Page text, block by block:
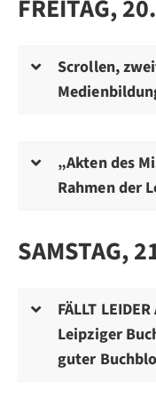
FREITAG,
Scrollen,
„Akten des
Rahmen der
SAMSTAG,
FÄLLT
Leipziger
guter